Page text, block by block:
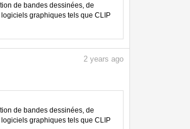
de bandes dessinées, de
graphiques tels que CLIP
2 years ago
de bandes dessinées, de
graphiques tels que CLIP